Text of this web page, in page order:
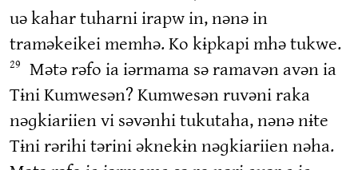
uə kahar tuharni irapw in, nənə in
traməkeikei memhə. Ko kɨpkapi mhə tukwe.
29
Mətə rəfo ia iərmama sə ramavən avən ia
Tɨni Kumwesən? Kumwesən ruvəni raka
nəɡkiariien vi səvənhi tukutaha, nənə nɨte
Tɨni rərihi tərini əknekɨn nəɡkiariien nəha.